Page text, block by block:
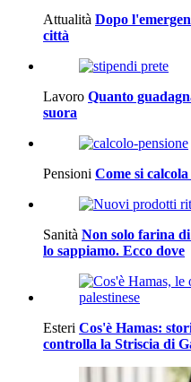
Attualità Dopo
città
Lavoro Quanto
suora
Pensioni Come si
Sanità Non solo farina
lo sappiamo. Ecco dove
Esteri Cos'è Hamas:
controlla la Striscia di